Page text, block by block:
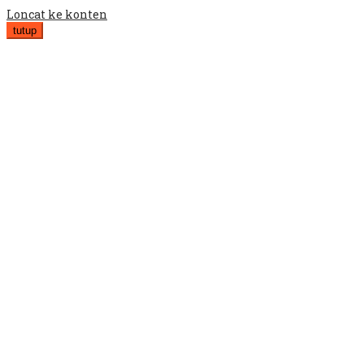
Loncat ke konten
tutup